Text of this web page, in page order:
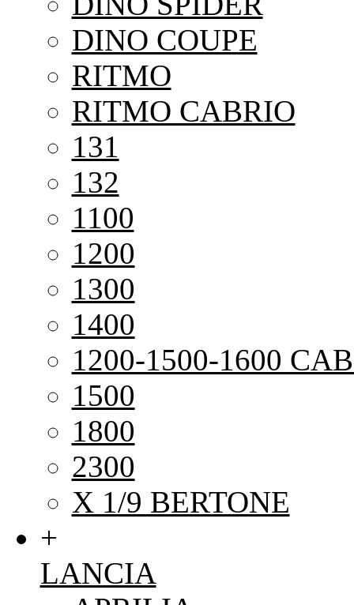
DINO COUPE
RITMO
RITMO CABRIO
131
132
1100
1200
1300
1400
1200-1500-1600
1500
1800
2300
X 1/9 BERTONE
+
LANCIA